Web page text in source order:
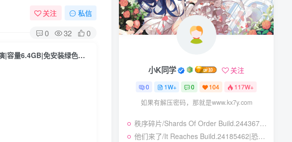
关注 私信
0 32 0
以太术士/Aethermancer Build.24207221|角色扮演|容量6.4GB|免安装绿色中文版
小K同学 关注
0 1W+ 0 104 117W+
如果有解压密码，那就是www.kx7y.com
秩序碎片/Shards Of Order Build.24436710|角色扮演|容量2.9GB|免安装绿色中文版
他们来了/It Reaches Build.24185462|恐怖冒险|容量5GB|免安装绿色中文版